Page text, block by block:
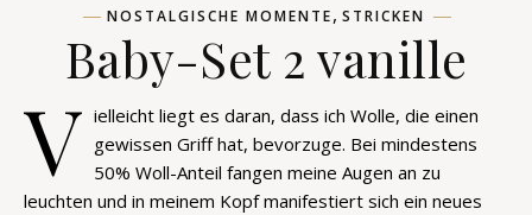
NOSTALGISCHE MOMENTE, STRICKEN
Baby-Set 2 vanille
V ielleicht liegt es daran, dass ich Wolle, die einen
gewissen Griff hat, bevorzuge. Bei mindestens
50% Woll-Anteil fangen meine Augen an zu
leuchten und in meinem Kopf manifestiert sich ein neues